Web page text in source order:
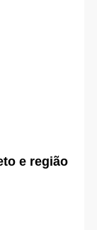
e região